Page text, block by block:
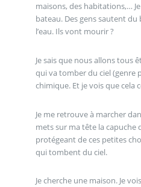
maisons, des habitations,…
bateau. Des gens sautent
l’eau. Ils vont mourir ?
Je sais que nous allons tous
qui va tomber du ciel (genre
chimique. Et je vois que cela
Je me retrouve à marcher
mets sur ma tête la capuche
protégeant de ces petites
qui tombent du ciel.
Je cherche une maison. Je